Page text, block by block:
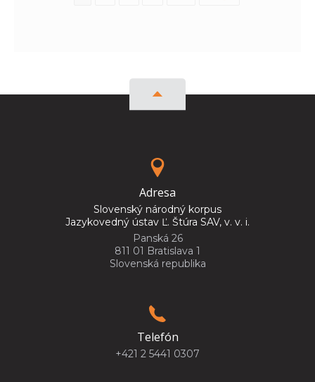
Adresa
Slovenský národný korpus
Jazykovedný ústav Ľ. Štúra SAV, v. v. i.
Panská 26
811 01 Bratislava 1
Slovenská republika
Telefón
+421 2 5441 0307